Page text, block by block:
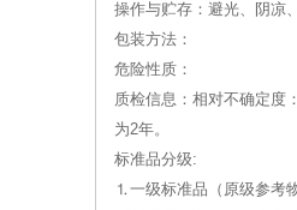
操作与贮存：避光、阴凉
包装方法：
危险性质：
质检信息：相对不确定度
为2年。
标准品分级:
⒈一级标准品（原级参考